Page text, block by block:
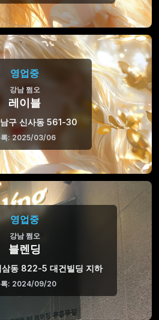
영업중
강남 쩜오
레이블
구 신사동 561-30
록: 2025/03/06
영업중
강남 쩜오
블렌딩
삼동 822-5 대건빌딩 지하
록: 2024/09/20